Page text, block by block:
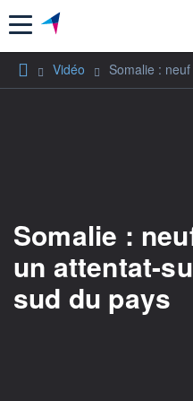
Menu
Vidéo Somalie :
Somalie :
un attentat-
sud du pays